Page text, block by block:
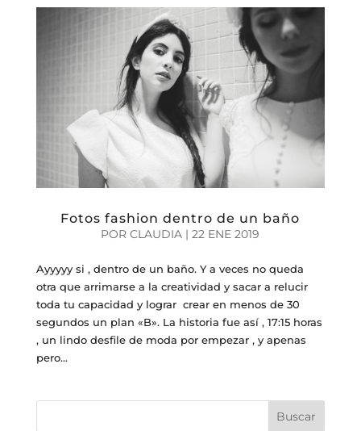
Fotos fashion dentro de un baño
PORCLAUDIA |22 ENE 2019
Ayyyyy si , dentro de un baño. Y a veces no queda
otra que arrimarse a la creatividad y sacar a relucir
toda tu capacidad y lograr crear en menos de 30
segundos un plan «B». La historia fue así , 17:15 horas
, un lindo desfile de moda por empezar , y apenas
pero...